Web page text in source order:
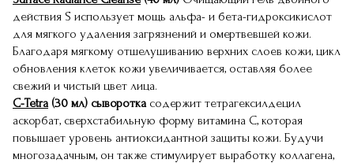
действия S использует мощь альфа- и бета-гидроксикислот
для мягкого удаления загрязнений и омертвевшей кожи.
Благодаря мягкому отшелушиванию верхних слоев кожи, цикл
обновления клеток кожи увеличивается, оставляя более
свежий и чистый цвет лица.
C-Tetra (30 мл) сыворотка содержит тетрагексилдецил
аскорбат, сверхстабильную форму витамина C, которая
повышает уровень антиоксидантной защиты кожи. Будучи
многозадачным, он также стимулирует выработку коллагена,